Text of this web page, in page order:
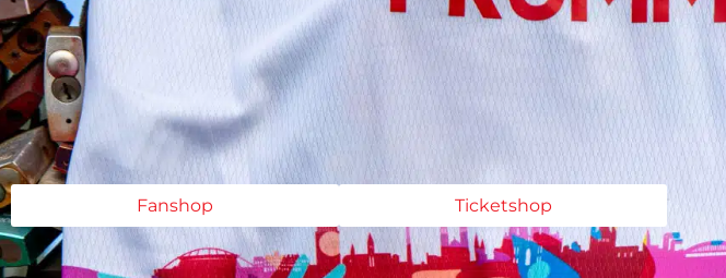
Fanshop Ticketshop